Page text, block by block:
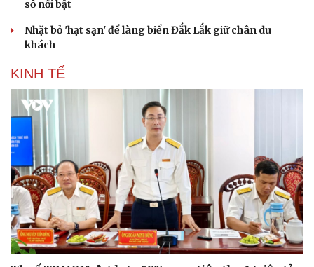
số nổi bật
Nhặt bỏ 'hạt sạn' để làng biển Đắk Lắk giữ chân du
khách
KINH TẾ